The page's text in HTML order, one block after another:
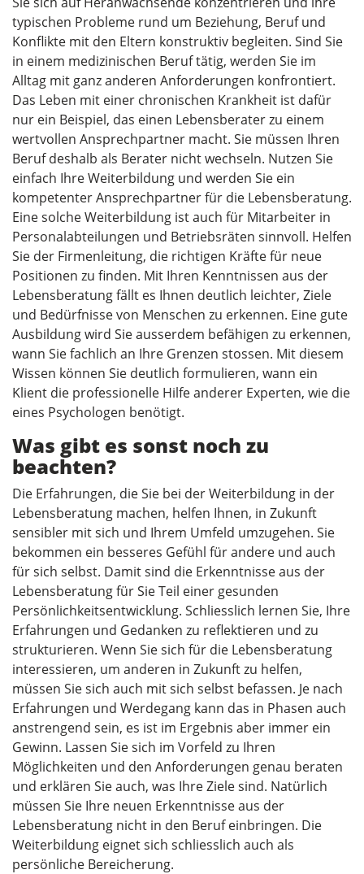
typischen Probleme rund um Beziehung, Beruf und
Konflikte mit den Eltern konstruktiv begleiten. Sind Sie
in einem medizinischen Beruf tätig, werden Sie im
Alltag mit ganz anderen Anforderungen konfrontiert.
Das Leben mit einer chronischen Krankheit ist dafür
nur ein Beispiel, das einen Lebensberater zu einem
wertvollen Ansprechpartner macht. Sie müssen Ihren
Beruf deshalb als Berater nicht wechseln. Nutzen Sie
einfach Ihre Weiterbildung und werden Sie ein
kompetenter Ansprechpartner für die Lebensberatung.
Eine solche Weiterbildung ist auch für Mitarbeiter in
Personalabteilungen und Betriebsräten sinnvoll. Helfen
Sie der Firmenleitung, die richtigen Kräfte für neue
Positionen zu finden. Mit Ihren Kenntnissen aus der
Lebensberatung fällt es Ihnen deutlich leichter, Ziele
und Bedürfnisse von Menschen zu erkennen. Eine gute
Ausbildung wird Sie ausserdem befähigen zu erkennen,
wann Sie fachlich an Ihre Grenzen stossen. Mit diesem
Wissen können Sie deutlich formulieren, wann ein
Klient die professionelle Hilfe anderer Experten, wie die
eines Psychologen benötigt.
Was gibt es sonst noch zu
beachten?
Die Erfahrungen, die Sie bei der Weiterbildung in der
Lebensberatung machen, helfen Ihnen, in Zukunft
sensibler mit sich und Ihrem Umfeld umzugehen. Sie
bekommen ein besseres Gefühl für andere und auch
für sich selbst. Damit sind die Erkenntnisse aus der
Lebensberatung für Sie Teil einer gesunden
Persönlichkeitsentwicklung. Schliesslich lernen Sie, Ihre
Erfahrungen und Gedanken zu reflektieren und zu
strukturieren. Wenn Sie sich für die Lebensberatung
interessieren, um anderen in Zukunft zu helfen,
müssen Sie sich auch mit sich selbst befassen. Je nach
Erfahrungen und Werdegang kann das in Phasen auch
anstrengend sein, es ist im Ergebnis aber immer ein
Gewinn. Lassen Sie sich im Vorfeld zu Ihren
Möglichkeiten und den Anforderungen genau beraten
und erklären Sie auch, was Ihre Ziele sind. Natürlich
müssen Sie Ihre neuen Erkenntnisse aus der
Lebensberatung nicht in den Beruf einbringen. Die
Weiterbildung eignet sich schliesslich auch als
persönliche Bereicherung.